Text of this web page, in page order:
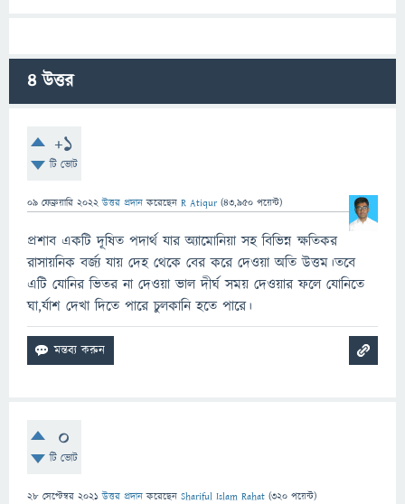
4উত্তর
+1
টি ভোট
09 ফেব্রুয়ারি 2022 উত্তর প্রদান করেছেন R Atiqur (43,950 পয়েন্ট)
প্রশাব একটি দূষিত পদার্থ যার অ্যামোনিয়া সহ বিভিন্ন ক্ষতিকর
রাসায়নিক বর্জ্য যায় দেহ থেকে বের করে দেওয়া অতি উত্তম।তবে
এটি যোনির ভিতর না দেওয়া ভাল দীর্ঘ সময় দেওয়ার ফলে যোনিতে
ঘা,র্যাশ দেখা দিতে পারে চুলকানি হতে পারে।
0
টি ভোট
28 সেপ্টেম্বর 2021 উত্তর প্রদান করেছেন Shariful Islam Rahat (320 পয়েন্ট)